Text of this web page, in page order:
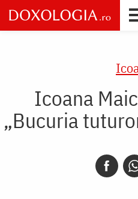
Skip
to
main
Icoana
„Bucuria